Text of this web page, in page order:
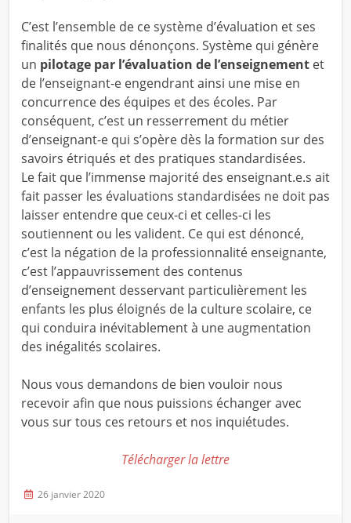
C’est l’ensemble de ce système d’évaluation et ses
finalités que nous dénonçons. Système qui génère
un pilotage par l’évaluation de l’enseignementet
de l’enseignant-e engendrant ainsi une mise en
concurrence des équipes et des écoles. Par
conséquent, c’est un resserrement du métier
d’enseignant-e qui s’opère dès la formation sur des
savoirs étriqués et des pratiques standardisées.
Le fait que l’immense majorité des enseignant.e.s ait
fait passer les évaluations standardisées ne doit pas
laisser entendre que ceux-ci et celles-ci les
soutiennent ou les valident. Ce qui est dénoncé,
c’est la négation de la professionnalité enseignante,
c’est l’appauvrissement des contenus
d’enseignement desservant particulièrement les
enfants les plus éloignés de la culture scolaire, ce
qui conduira inévitablement à une augmentation
des inégalités scolaires.
Nous vous demandons de bien vouloir nous
recevoir afin que nous puissions échanger avec
vous sur tous ces retours et nos inquiétudes.
Télécharger la lettre
26 janvier 2020